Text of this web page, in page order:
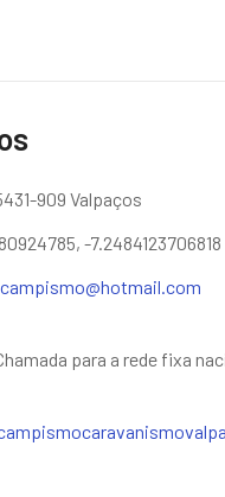
909 Valpaços
-7.2484123706818
para a rede fixa